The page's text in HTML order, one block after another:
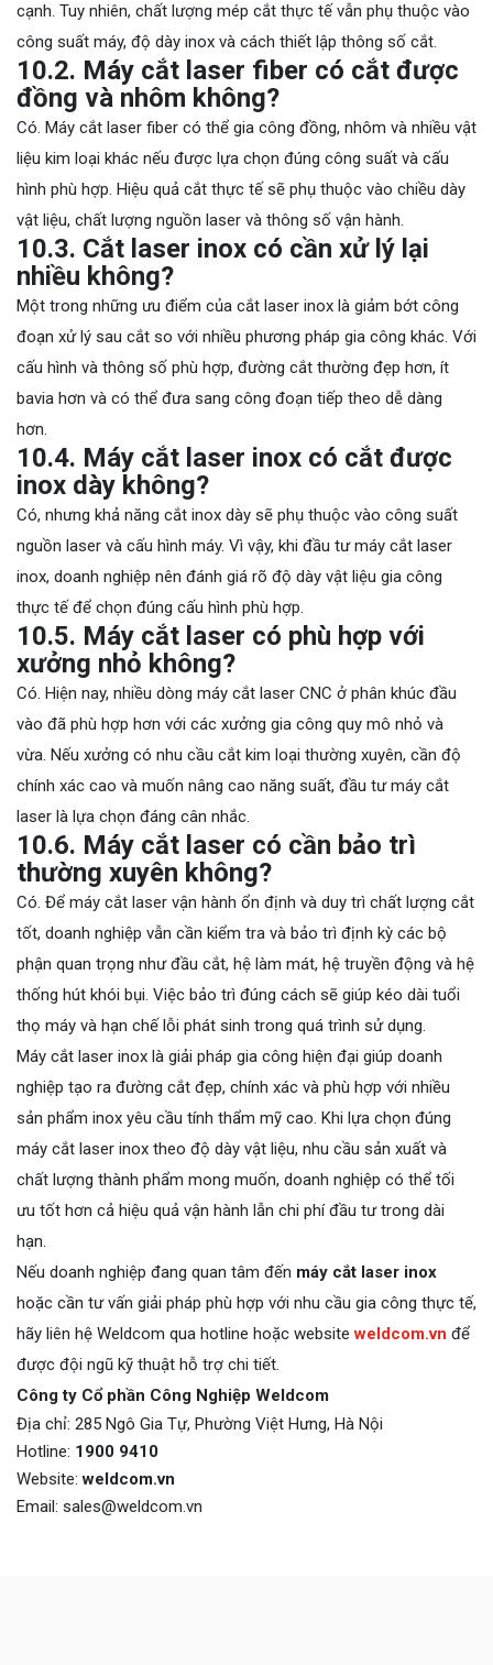
cạnh. Tuy nhiên, chất lượng mép cắt thực tế vẫn phụ thuộc vào
công suất máy, độ dày inox và cách thiết lập thông số cắt.
10.2. Máy cắt laser fiber có cắt được
đồng và nhôm không?
Có. Máy cắt laser fiber có thể gia công đồng, nhôm và nhiều vật
liệu kim loại khác nếu được lựa chọn đúng công suất và cấu
hình phù hợp. Hiệu quả cắt thực tế sẽ phụ thuộc vào chiều dày
vật liệu, chất lượng nguồn laser và thông số vận hành.
10.3. Cắt laser inox có cần xử lý lại
nhiều không?
Một trong những ưu điểm của cắt laser inox là giảm bớt công
đoạn xử lý sau cắt so với nhiều phương pháp gia công khác. Với
cấu hình và thông số phù hợp, đường cắt thường đẹp hơn, ít
bavia hơn và có thể đưa sang công đoạn tiếp theo dễ dàng
hơn.
10.4. Máy cắt laser inox có cắt được
inox dày không?
Có, nhưng khả năng cắt inox dày sẽ phụ thuộc vào công suất
nguồn laser và cấu hình máy. Vì vậy, khi đầu tư máy cắt laser
inox, doanh nghiệp nên đánh giá rõ độ dày vật liệu gia công
thực tế để chọn đúng cấu hình phù hợp.
10.5. Máy cắt laser có phù hợp với
xưởng nhỏ không?
Có. Hiện nay, nhiều dòng máy cắt laser CNC ở phân khúc đầu
vào đã phù hợp hơn với các xưởng gia công quy mô nhỏ và
vừa. Nếu xưởng có nhu cầu cắt kim loại thường xuyên, cần độ
chính xác cao và muốn nâng cao năng suất, đầu tư máy cắt
laser là lựa chọn đáng cân nhắc.
10.6. Máy cắt laser có cần bảo trì
thường xuyên không?
Có. Để máy cắt laser vận hành ổn định và duy trì chất lượng cắt
tốt, doanh nghiệp vẫn cần kiểm tra và bảo trì định kỳ các bộ
phận quan trọng như đầu cắt, hệ làm mát, hệ truyền động và hệ
thống hút khói bụi. Việc bảo trì đúng cách sẽ giúp kéo dài tuổi
thọ máy và hạn chế lỗi phát sinh trong quá trình sử dụng.
Máy cắt laser inox là giải pháp gia công hiện đại giúp doanh
nghiệp tạo ra đường cắt đẹp, chính xác và phù hợp với nhiều
sản phẩm inox yêu cầu tính thẩm mỹ cao. Khi lựa chọn đúng
máy cắt laser inox theo độ dày vật liệu, nhu cầu sản xuất và
chất lượng thành phẩm mong muốn, doanh nghiệp có thể tối
ưu tốt hơn cả hiệu quả vận hành lẫn chi phí đầu tư trong dài
hạn.
Nếu doanh nghiệp đang quan tâm đến máy cắt laser inox
hoặc cần tư vấn giải pháp phù hợp với nhu cầu gia công thực tế,
hãy liên hệ Weldcom qua hotline hoặc websiteweldcom.vn để
được đội ngũ kỹ thuật hỗ trợ chi tiết.
Công ty Cổ phần Công Nghiệp Weldcom
Địa chỉ: 285 Ngô Gia Tự, Phường Việt Hưng, Hà Nội
Hotline: 1900 9410
Website:weldcom.vn
Email: sales@weldcom.vn